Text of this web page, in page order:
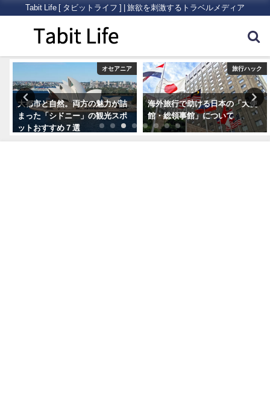
Tabit Life [ タビットライフ ] | 旅欲を刺激するトラベルメディア
オセアニア
大都市と自然。両方の魅力が詰
まった「シドニー」の観光スポ
ットおすすめ７選
旅行ハック
海外旅行で助ける日本の「大使
館・総領事館」について